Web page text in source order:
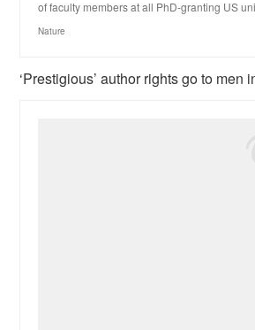
of faculty members at all PhD-granting US
Nature
‘Prestigious’ author rights go to men